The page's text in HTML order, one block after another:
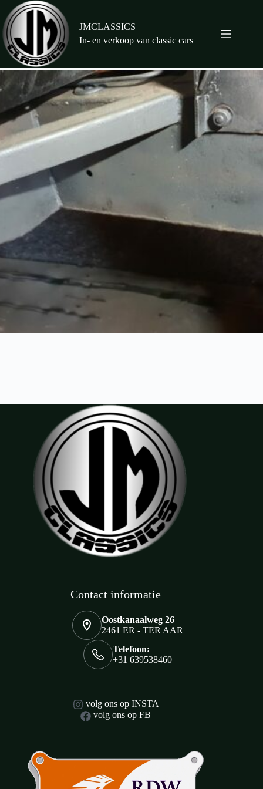
naar
de
inhoud
JMCLASSICS
In- en verkoop van classic cars
Contact informatie
Oostkanaalweg 26
2461 ER - TER AAR
Telefoon:
+31 639538460
volg ons op INSTA
volg ons op FB